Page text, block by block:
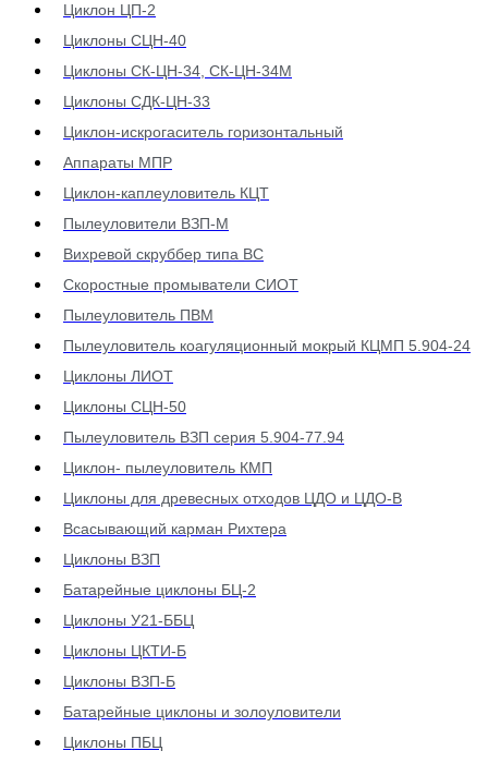
Циклон ЦП-2
Циклоны СЦН-40
Циклоны СК-ЦН-34, СК-ЦН-34М
Циклоны СДК-ЦН-33
Циклон-искрогаситель горизонтальный
Аппараты МПР
Циклон-каплеуловитель КЦТ
Пылеуловители ВЗП-М
Вихревой скруббер типа ВС
Скоростные промыватели СИОТ
Пылеуловитель ПВМ
Пылеуловитель коагуляционный мокрый КЦМП 5.904-24
Циклоны ЛИОТ
Циклоны СЦН-50
Пылеуловитель ВЗП серия 5.904-77.94
Циклон- пылеуловитель КМП
Циклоны для древесных отходов ЦДО и ЦДО-В
Всасывающий карман Рихтера
Циклоны ВЗП
Батарейные циклоны БЦ-2
Циклоны У21-ББЦ
Циклоны ЦКТИ-Б
Циклоны ВЗП-Б
Батарейные циклоны и золоуловители
Циклоны ПБЦ